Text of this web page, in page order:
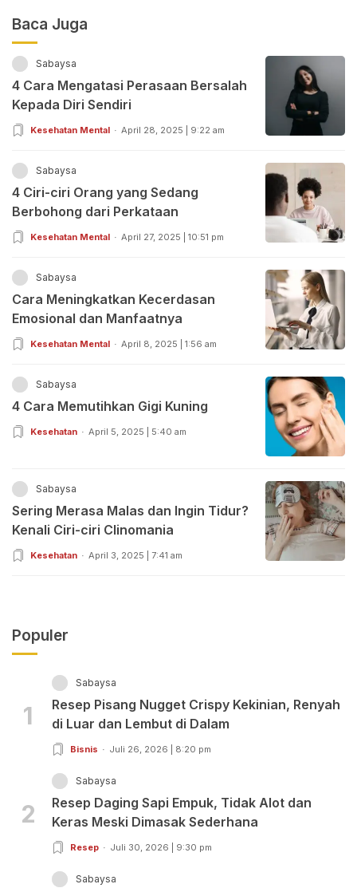
Baca Juga
Sabaysa
4 Cara Mengatasi Perasaan Bersalah
Kepada Diri Sendiri
Kesehatan Mental April 28, 2025 | 9:22 am
Sabaysa
4 Ciri-ciri Orang yang Sedang
Berbohong dari Perkataan
Kesehatan Mental April 27, 2025 | 10:51 pm
Sabaysa
Cara Meningkatkan Kecerdasan
Emosional dan Manfaatnya
Kesehatan Mental April 8, 2025 | 1:56 am
Sabaysa
4 Cara Memutihkan Gigi Kuning
Kesehatan April 5, 2025 | 5:40 am
Sabaysa
Sering Merasa Malas dan Ingin Tidur?
Kenali Ciri-ciri Clinomania
Kesehatan April 3, 2025 | 7:41 am
Populer
1
Sabaysa
Resep Pisang Nugget Crispy Kekinian, Renyah
di Luar dan Lembut di Dalam
Bisnis Juli 26, 2026 | 8:20 pm
2
Sabaysa
Resep Daging Sapi Empuk, Tidak Alot dan
Keras Meski Dimasak Sederhana
Resep Juli 30, 2026 | 9:30 pm
Sabaysa